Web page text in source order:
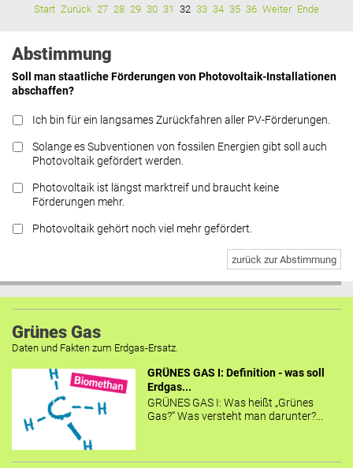
Start Zurück 27 28 29 30 31 32 33 34 35 36 Weiter Ende
Abstimmung
Soll man staatliche Förderungen von Photovoltaik-Installationen
abschaffen?
Ich bin für ein langsames Zurückfahren aller PV-Förderungen.
Solange es Subventionen von fossilen Energien gibt soll auch
Photovoltaik gefördert werden.
Photovoltaik ist längst marktreif und braucht keine
Förderungen mehr.
Photovoltaik gehört noch viel mehr gefördert.
zurück zur Abstimmung
Grünes Gas
Daten und Fakten zum Erdgas-Ersatz.
GRÜNES GAS I: Definition - was soll
Erdgas...
GRÜNES GAS I: Was heißt „Grünes
Gas?“ Was versteht man darunter?...